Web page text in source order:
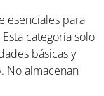
esenciales para
categoría solo
básicas y
No almacenan